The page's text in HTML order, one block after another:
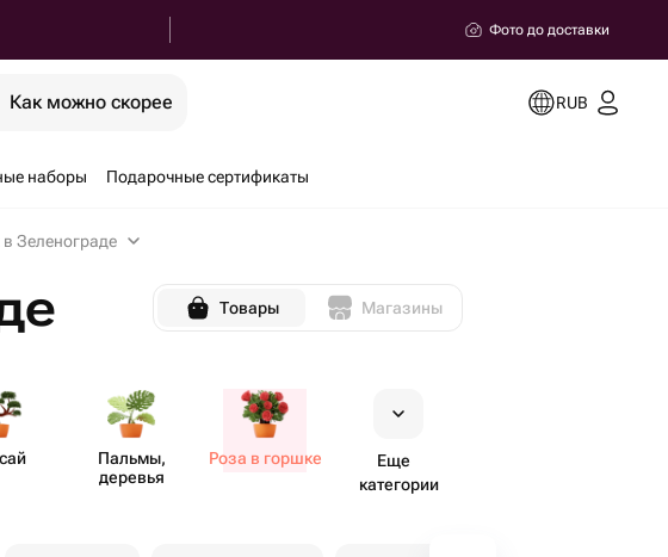
Фото до доставки
Как можно скорее RUB
наборы Подарочные сертификаты
Зеленограде
Товары Магазины
Пальмы,
деревья
Роза в горшке
Еще
категории